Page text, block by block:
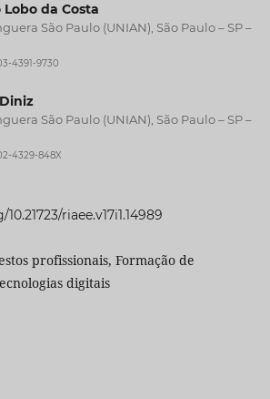
da Costa
São Paulo (UNIAN), São Paulo – SP –
4391-9730
São Paulo (UNIAN), São Paulo – SP –
4329-848X
riaee.v17i1.14989
profissionais, Formação de
digitais